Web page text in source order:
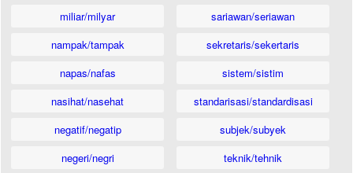
miliar/milyar
nampak/tampak
napas/nafas
nasihat/nasehat
negatif/negatip
negeri/negri
sariawan/seriawan
sekretaris/sekertaris
sistem/sistim
standarisasi/standardisasi
subjek/subyek
teknik/tehnik